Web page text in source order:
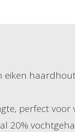
eiken
perfect voor
20%